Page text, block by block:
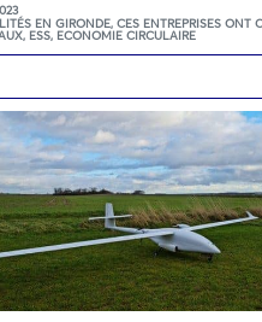
EN GIRONDE,CES ENTREPRISES ONT
, ESS, ECONOMIE CIRCULAIRE